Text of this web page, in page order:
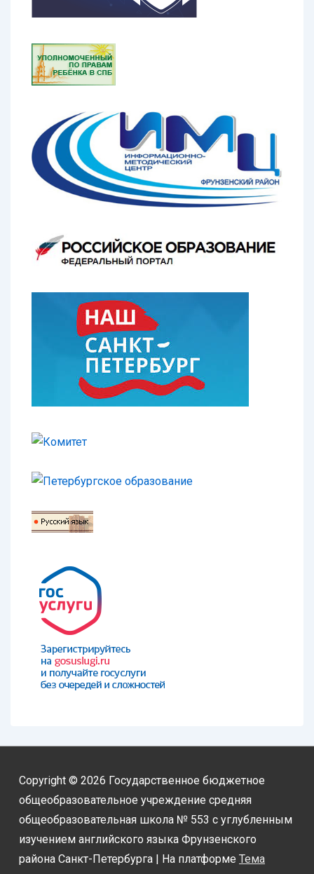
Copyright © 2026 Государственное бюджетное
общеобразовательное учреждение средняя
общеобразовательная школа № 553 с углубленным
изучением английского языка Фрунзенского
района Санкт-Петербурга | На платформе Тема